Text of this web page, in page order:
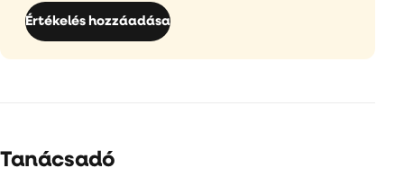
Értékelés hozzáadása
Tanácsadó